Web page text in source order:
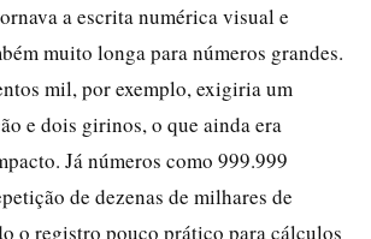
a escrita numérica visual e
muito longa para números grandes.
mil, por exemplo, exigiria um
e dois girinos, o que ainda era
Já números como 999.999
de dezenas de milhares de
o registro pouco prático para cálculos